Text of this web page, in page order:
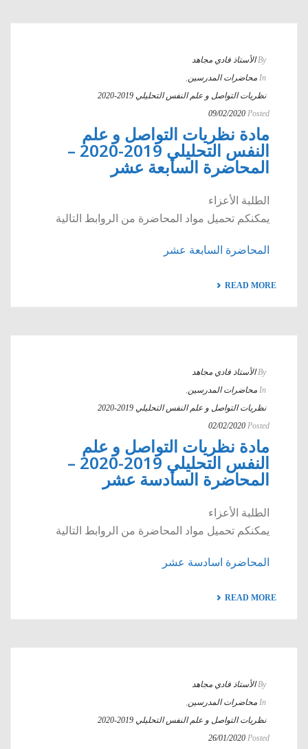
By الأستاذ فادي مجاهد
In محاضرات المدرسين,
نظريات التواصل و علم النفس التحليلي 2019-2020
Posted
09/02/2020
مادة نظريات التواصل و علم
النفس التحليلي 2019-2020 –
المحاضرة السابعة عشر
الطلبة الأعزاء
يمكنكم تحميل مواد المحاضرة من الروابط التالية
المحاضرة السابعة عشر
READ MORE
By الأستاذ فادي مجاهد
In محاضرات المدرسين,
نظريات التواصل و علم النفس التحليلي 2019-2020
Posted
02/02/2020
مادة نظريات التواصل و علم
النفس التحليلي 2019-2020 –
المحاضرة السادسة عشر
الطلبة الأعزاء
يمكنكم تحميل مواد المحاضرة من الروابط التالية
المحاضرة اسادسة عشر
READ MORE
By الأستاذ فادي مجاهد
In محاضرات المدرسين,
نظريات التواصل و علم النفس التحليلي 2019-2020
Posted
26/01/2020